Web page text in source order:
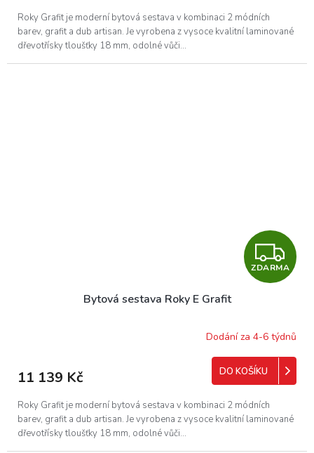
Roky Grafit je moderní bytová sestava v kombinaci 2 módních
barev, grafit a dub artisan. Je vyrobena z vysoce kvalitní laminované
dřevotřísky tloušťky 18 mm, odolné vůči...
Z
D
R
M
ZDARMA
Bytová sestava Roky E Grafit
Dodání za 4-6 týdnů
11 139 Kč DO KOŠÍKU
Roky Grafit je moderní bytová sestava v kombinaci 2 módních
barev, grafit a dub artisan. Je vyrobena z vysoce kvalitní laminované
dřevotřísky tloušťky 18 mm, odolné vůči...